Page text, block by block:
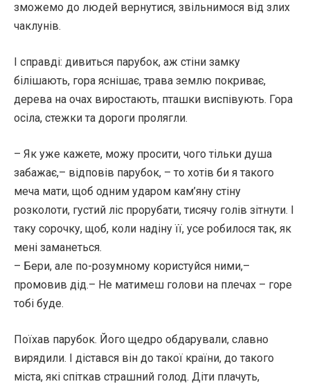
зможемо до людей вернутися, звільнимося від злих
чаклунів.
І справді: дивиться парубок, аж стіни замку
білішають, гора яснішає, трава землю покриває,
дерева на очах виростають, пташки виспівують. Гора
осіла, стежки та дороги пролягли.
– Як уже кажете, можу просити, чого тільки душа
забажає,– відповів парубок, – то хотів би я такого
меча мати, щоб одним ударом кам’яну стіну
розколоти, густий ліс прорубати, тисячу голів зітнути. І
таку сорочку, щоб, коли надіну її, усе робилося так, як
мені заманеться.
– Бери, але по-розумному користуйся ними,–
промовив дід.– Не матимеш голови на плечах – горе
тобі буде.
Поїхав парубок. Його щедро обдарували, славно
вирядили. І дістався він до такої країни, до такого
міста, які спіткав страшний голод. Діти плачуть,